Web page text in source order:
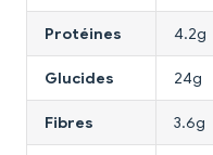
Protéines 4.2g
Glucides 24g
Fibres 3.6g